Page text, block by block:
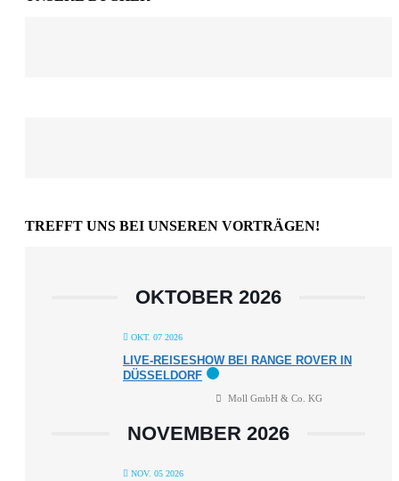
TREFFT UNS BEI UNSEREN VORTRÄGEN!
OKTOBER 2026
OKT. 07 2026
LIVE-REISESHOW BEI RANGE ROVER IN
DÜSSELDORF
Moll GmbH & Co. KG
NOVEMBER 2026
NOV. 05 2026